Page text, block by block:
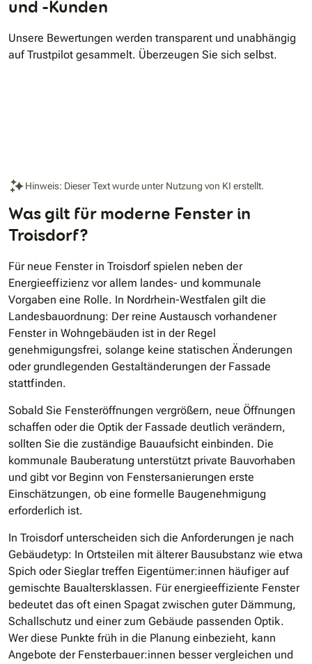
und -Kunden
Unsere Bewertungen werden transparent und unabhängig
auf Trustpilot gesammelt. Überzeugen Sie sich selbst.
Hinweis: Dieser Text wurde unter Nutzung von KI erstellt.
Was gilt für moderne Fenster in
Troisdorf?
Für neue Fenster in Troisdorf spielen neben der
Energieeffizienz vor allem landes- und kommunale
Vorgaben eine Rolle. In Nordrhein-Westfalen gilt die
Landesbauordnung: Der reine Austausch vorhandener
Fenster in Wohngebäuden ist in der Regel
genehmigungsfrei, solange keine statischen Änderungen
oder grundlegenden Gestaltänderungen der Fassade
stattfinden.
Sobald Sie Fensteröffnungen vergrößern, neue Öffnungen
schaffen oder die Optik der Fassade deutlich verändern,
sollten Sie die zuständige Bauaufsicht einbinden. Die
kommunale Bauberatung unterstützt private Bauvorhaben
und gibt vor Beginn von Fenstersanierungen erste
Einschätzungen, ob eine formelle Baugenehmigung
erforderlich ist.
In Troisdorf unterscheiden sich die Anforderungen je nach
Gebäudetyp: In Ortsteilen mit älterer Bausubstanz wie etwa
Spich oder Sieglar treffen Eigentümer:innen häufiger auf
gemischte Baualtersklassen. Für energieeffiziente Fenster
bedeutet das oft einen Spagat zwischen guter Dämmung,
Schallschutz und einer zum Gebäude passenden Optik.
Wer diese Punkte früh in die Planung einbezieht, kann
Angebote der Fensterbauer:innen besser vergleichen und